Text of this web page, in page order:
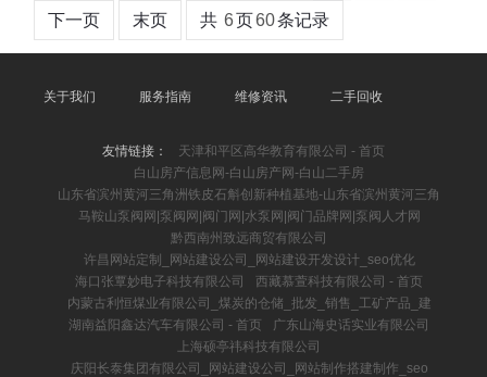
下一页 末页 共 6页60条记录
关于我们 服务指南 维修资讯 二手回收
友情链接：
天津和平区高华教育有限公司 - 首页
白山房产信息网-白山房产网-白山二手房
山东省滨州黄河三角洲铁皮石斛创新种植基地-山东省滨州黄河三角
马鞍山泵阀网|泵阀网|阀门网|水泵网|阀门品牌网|泵阀人才网
黔西南州致远商贸有限公司
许昌网站定制_网站建设公司_网站建设开发设计_seo优化
海口张覃妙电子科技有限公司
西藏慕萱科技有限公司 - 首页
内蒙古利恒煤业有限公司_煤炭的仓储_批发_销售_工矿产品_建
湖南益阳鑫达汽车有限公司 - 首页
广东山海史话实业有限公司
上海硕亭祎科技有限公司
庆阳长泰集团有限公司_网站建设公司_网站制作搭建制作_seo